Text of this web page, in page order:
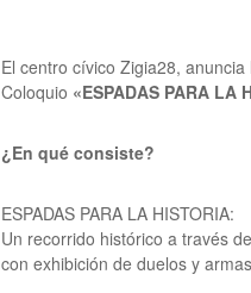
El centro cívico Zigia28,
Coloquio «ESPADAS PARA LA
¿En qué consiste?
ESPADAS PARA LA HISTORIA:
Un recorrido histórico a través
con exhibición de duelos y